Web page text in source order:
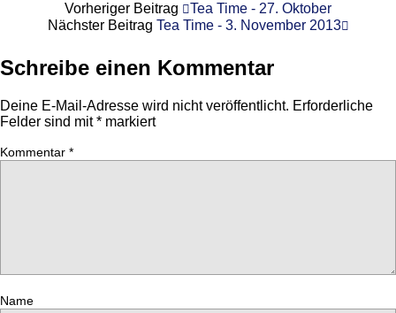
Vorheriger Beitrag
Tea Time - 27. Oktober
Nächster Beitrag Tea Time - 3. November 2013
Schreibe einen Kommentar
Deine E-Mail-Adresse wird nicht veröffentlicht. Erforderliche
Felder sind mit* markiert
Kommentar *
Name